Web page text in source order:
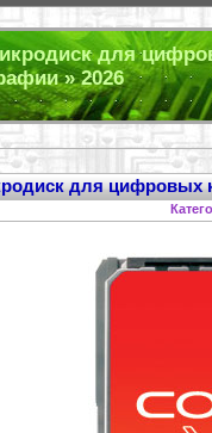
для
» 2026
для цифровых